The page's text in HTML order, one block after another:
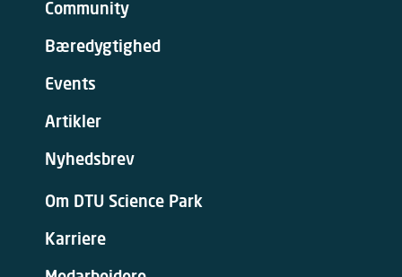
Community
Bæredygtighed
Events
Artikler
Nyhedsbrev
Om DTU Science Park
Karriere